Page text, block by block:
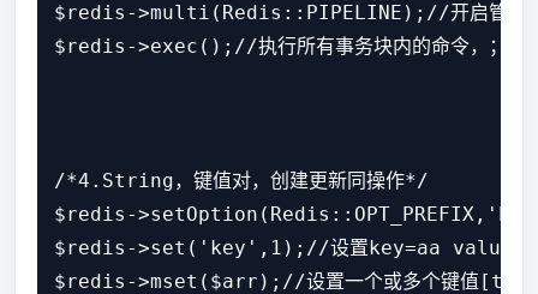
$redis->multi(Redis::PIPELINE);//开启管道，事务
$redis->exec();//执行所有事务块内的命令，；【事
/*4.String，键值对，创建更新同操作*/
$redis-
$redis->set('key',1);//设置key=aa
$redis->mset($arr);//设置一个或多个键值